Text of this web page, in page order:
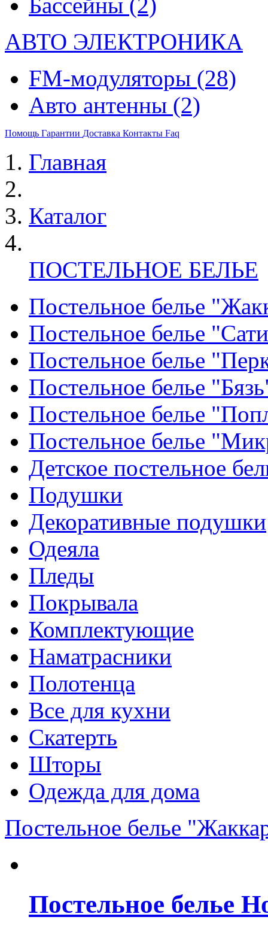
АВТО ЭЛЕКТРОНИКА
FM-модуляторы (28)
Авто антенны (2)
Помощь Гарантии Доставка Контакты Faq
Главная
Каталог
ПОСТЕЛЬНОЕ БЕЛЬЕ
Постельное белье
Постельное белье
Постельное белье
Постельное белье
Постельное белье
Постельное белье
Детское постельное
Подушки
Декоративные подушки
Одеяла
Пледы
Покрывала
Комплектующие
Наматрасники
Полотенца
Все для кухни
Скатерть
Шторы
Одежда для дома
Постельное белье
Постельное белье